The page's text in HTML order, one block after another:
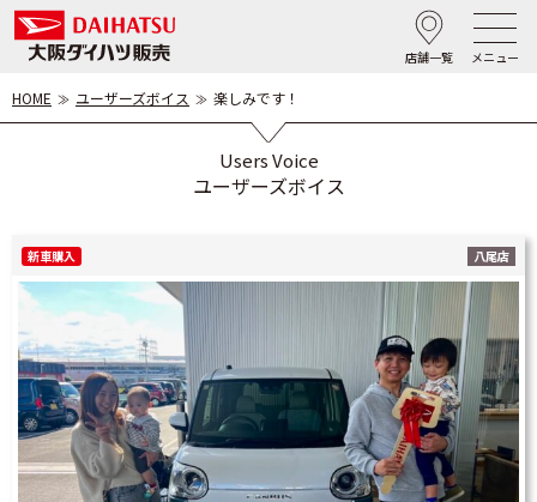
店舗一覧 メニュー
HOME ユーザーズボイス 楽しみです！
Users Voice
ユーザーズボイス
新車購入 八尾店